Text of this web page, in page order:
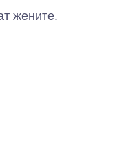
жените.